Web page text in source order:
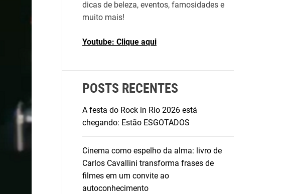
dicas de beleza, eventos, famosidades e
muito mais!
Youtube: Clique aqui
POSTS RECENTES
A festa do Rock in Rio 2026 está
chegando: Estão ESGOTADOS
Cinema como espelho da alma: livro de
Carlos Cavallini transforma frases de
filmes em um convite ao
autoconhecimento